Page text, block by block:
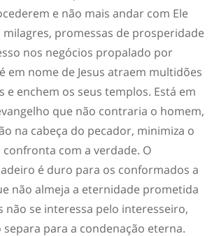
e não mais andar com Ele
milagres, promessas de prosperidade
nos negócios propalado por
em nome de Jesus atraem multidões
e enchem os seus templos. Está em
que não contraria o homem,
na cabeça do pecador, minimiza o
confronta com a verdade. O
é duro para os conformados a
não almeja a eternidade prometida
não se interessa pelo interesseiro,
separa para a condenação eterna.